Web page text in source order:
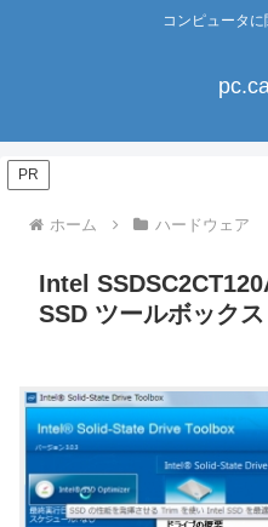
コンピュータ
PR
ホーム ハードウェア
Intel
SSD ツールボックス